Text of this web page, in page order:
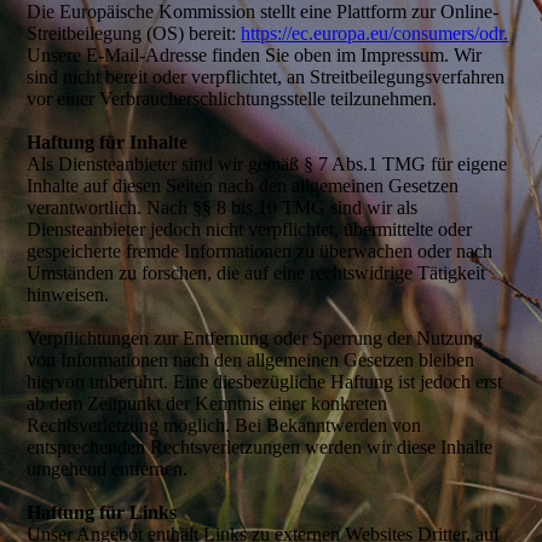
Die Europäische Kommission stellt eine Plattform zur Online-
Streitbeilegung (OS) bereit:https://ec.europa.eu/consumers/odr.
Unsere E-Mail-Adresse finden Sie oben im Impressum. Wir
sind nicht bereit oder verpflichtet, an Streitbeilegungsverfahren
vor einer Verbraucherschlichtungsstelle teilzunehmen.
Haftung für Inhalte
Als Diensteanbieter sind wir gemäß § 7 Abs.1 TMG für eigene
Inhalte auf diesen Seiten nach den allgemeinen Gesetzen
verantwortlich. Nach §§ 8 bis 10 TMG sind wir als
Diensteanbieter jedoch nicht verpflichtet, übermittelte oder
gespeicherte fremde Informationen zu überwachen oder nach
Umständen zu forschen, die auf eine rechtswidrige Tätigkeit
hinweisen.
Verpflichtungen zur Entfernung oder Sperrung der Nutzung
von Informationen nach den allgemeinen Gesetzen bleiben
hiervon unberührt. Eine diesbezügliche Haftung ist jedoch erst
ab dem Zeitpunkt der Kenntnis einer konkreten
Rechtsverletzung möglich. Bei Bekanntwerden von
entsprechenden Rechtsverletzungen werden wir diese Inhalte
umgehend entfernen.
Haftung für Links
Unser Angebot enthält Links zu externen Websites Dritter, auf